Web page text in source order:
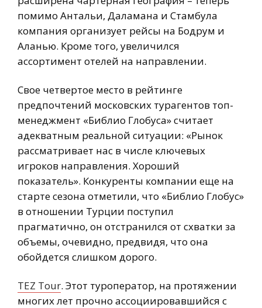
помимо Антальи, Даламана и Стамбула
компания организует рейсы на Бодрум и
Аланью. Кроме того, увеличился
ассортимент отелей на направлении.
Свое четвертое место в рейтинге
предпочтений московских турагентов топ-
менеджмент «Библио Глобуса» считает
адекватным реальной ситуации: «Рынок
рассматривает нас в числе ключевых
игроков направления. Хороший
показатель». Конкуренты компании еще на
старте сезона отметили, что «Библио Глобус»
в отношении Турции поступил
прагматично, он отстранился от схватки за
объемы, очевидно, предвидя, что она
обойдется слишком дорого.
TEZ Tour. Этот туроператор, на протяжении
многих лет прочно ассоциировавшийся с